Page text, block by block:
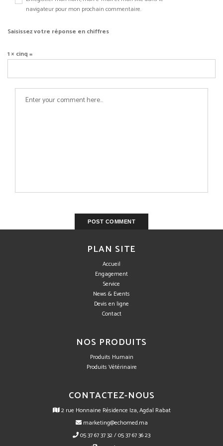
navigateur pour mon prochain commentaire.
Saisissez votre réponse en chiffres
1 × cinq =
PLAN SITE
Accueil
Engagement
Service
News & Events
Devis en ligne
Contact
NOS PRODUITS
Produits Humain
Produits Vétérinaire
CONTACTEZ-NOUS
2 rue Honnaine Résidence Iza, Agdal Rabat
marketing@echomed.ma
05 37 67 37 32 / 05 37 67 36 23